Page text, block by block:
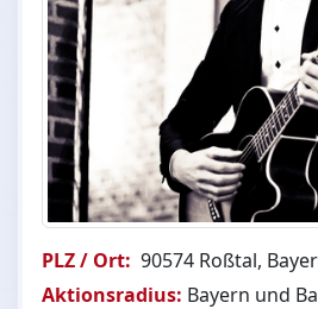
PLZ / Ort: 90574 Roßtal,
Aktionsradius: Bayern und